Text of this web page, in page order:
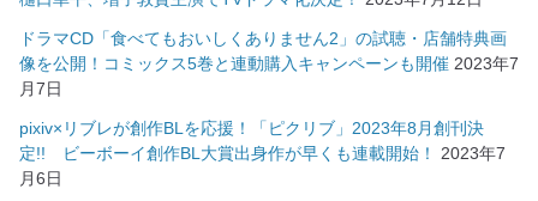
ドラマCD「食べてもおいしくありません2」の試聴・店舗特典画
像を公開！コミックス5巻と連動購入キャンペーンも開催 2023年7
月7日
pixiv×リブレが創作BLを応援！「ピクリブ」2023年8月創刊決
定!! ビーボーイ創作BL大賞出身作が早くも連載開始！
2023年7
月6日